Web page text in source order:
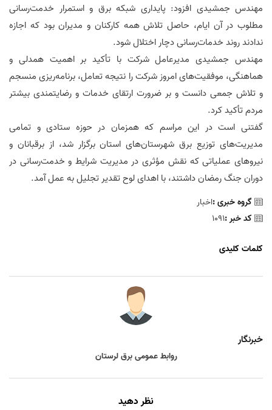
مهندس جمشیدی افزود: پایداری شبکه برق و استمرار خدمت‌رسانی
مطلوب در آن ایام، حاصل تلاش همه کارکنان و مدیران بود که اجازه
ندادند روند خدمات‌رسانی دچار اختلال شود.
مهندس جمشیدی مدیرعامل شرکت با تأکید بر اهمیت همدلی و
هماهنگی، موفقیت‌های امروز شرکت را نتیجه تعامل، برنامه‌ریزی منسجم
و تلاش جمعی دانست و بر ضرورت ارتقای خدمات و رضایتمندی بیشتر
مردم تأکید کرد.
گفتنی است در این مراسم که همزمان در حوزه ستادی و تمامی
مدیریت‌های توزیع برق شهرستان‌های استان برگزار شد، از برقبانان و
نیروهای عملیاتی که نقش مؤثری در مدیریت شرایط و خدمت‌رسانی در
دوران جنگ رمضان داشتند، با اهدای لوح تقدیر تجلیل به عمل آمد.
گروه خبری :اخبار
کد خبر :1091
کلمات کلیدی
خبرنگار
روابط عمومی برق لرستان
نظر دهید